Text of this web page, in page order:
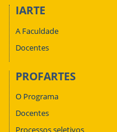
IARTE
A Faculdade
Docentes
PROFARTES
O Programa
Docentes
Processos seletivos